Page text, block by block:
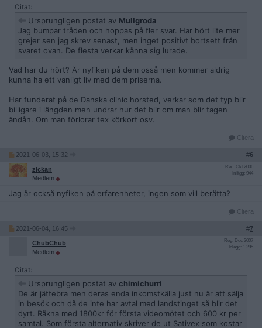
Citat:
Ursprungligen postat av Mullgroda
Jag bumpar tråden och hoppas på fler svar. Har hört lite mer
grejer sen jag skrev senast, men inget positivt bortsett från
svaret ovan. De flesta verkar känna sig lurade.
Vad har du hört? Är nyfiken på dem osså men kommer aldrig
kunna ha ett vanligt liv med dem priserna.
Har funderat på de Danska clinic horsted, verkar som det typ blir
billigare i längden men undrar hur det blir om man blir tagen
ändån. Om man förlorar tex körkort osv.
Citera
2021-06-03, 15:32 #6
zickan
Medlem
Reg: Okt 2006
Inlägg: 944
Jag är också nyfiken på erfarenheter, ingen som vill berätta?
Citera
2021-06-04, 16:45 #7
ChubChub
Medlem
Reg: Dec 2007
Inlägg: 1 295
Citat:
Ursprungligen postat av chimichurri
De är jättebra men deras enda inkomstkälla just nu är att sälja
in besök och då de inte har avtal med landstinget så blir det
dyrt. Räkna med 1800kr för första videomötet och 600 kr per
samtal. Som första alternativ skriver de ut Sativex som kostar